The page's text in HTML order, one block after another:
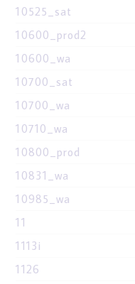
10525_sat
10600_prod2
10600_wa
10700_sat
10700_wa
10710_wa
10800_prod
10831_wa
10985_wa
11
1113i
1126